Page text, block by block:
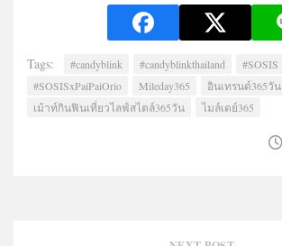
Tags: #candyblink #candyblinkthailand
#SOSIS
#SOSISxPaiPaiOrio
Mileday365
อินเทรนด์365วัน
เม้าท์กินฟินเที่ยวไลฟ์สไตล์365วัน
ไมล์เดย์365